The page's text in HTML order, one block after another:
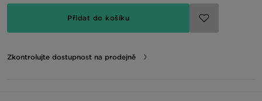
Přidat do košíku
Zkontrolujte dostupnost na prodejně